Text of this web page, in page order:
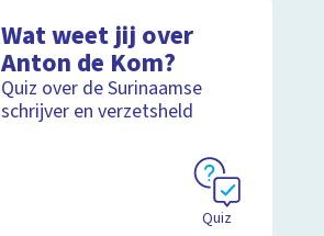
Wat weet jij over
Anton de Kom?
Quiz over de Surinaamse
schrijver en verzetsheld
Quiz